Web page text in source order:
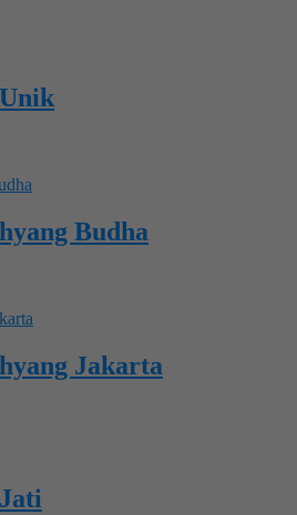
Budha
Jakarta